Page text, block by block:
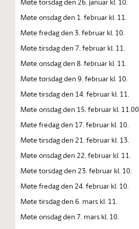
Møte onsdag den 1. februar kl. 11.
Møte fredag den 3. februar kl. 10.
Møte tirsdag den 7. februar kl. 11.
Møte onsdag den 8. februar kl. 11.
Møte torsdag den 9. februar kl. 10.
Møte tirsdag den 14. februar kl. 11.
Møte onsdag den 15. februar kl. 11.00
Møte fredag den 17. februar kl. 10.
Møte tirsdag den 21. februar kl. 13.
Møte onsdag den 22. februar kl. 11.
Møte torsdag den 23. februar kl. 10.
Møte fredag den 24. februar kl. 10.
Møte tirsdag den 6. mars kl. 11.
Møte onsdag den 7. mars kl. 10.